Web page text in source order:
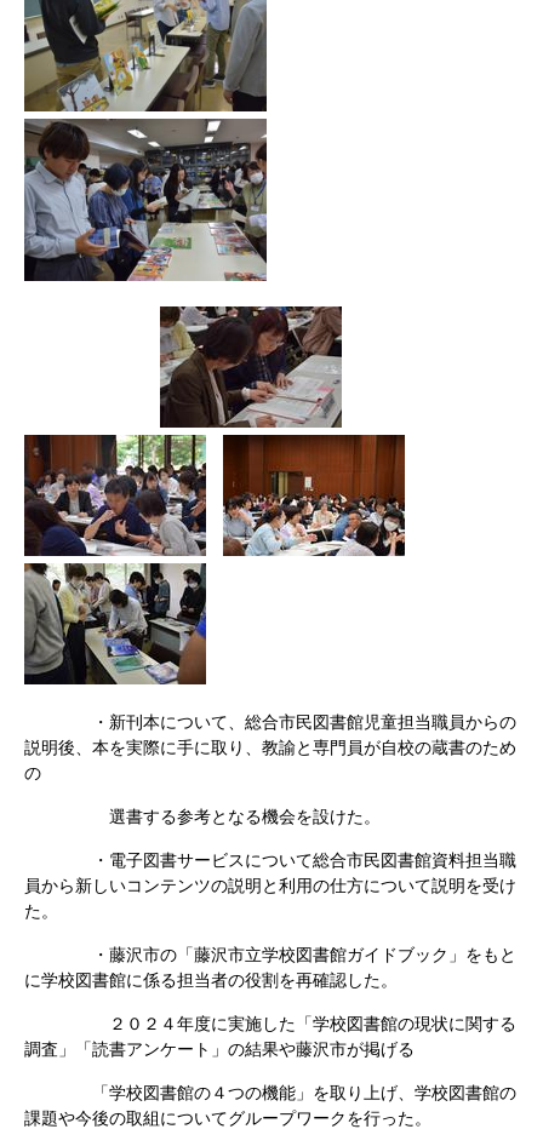
・新刊本について、総合市民図書館児童担当職員からの
説明後、本を実際に手に取り、教諭と専門員が自校の蔵書のため
の
選書する参考となる機会を設けた。
・電子図書サービスについて総合市民図書館資料担当職
員から新しいコンテンツの説明と利用の仕方について説明を受け
た。
・藤沢市の「藤沢市立学校図書館ガイドブック」をもと
に学校図書館に係る担当者の役割を再確認した。
２０２４年度に実施した「学校図書館の現状に関する
調査」「読書アンケート」の結果や藤沢市が掲げる
「学校図書館の４つの機能」を取り上げ、学校図書館の
課題や今後の取組についてグループワークを行った。